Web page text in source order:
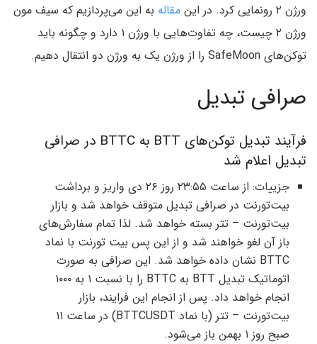
ورژن ۲ رونمایی کرد. در این
مقاله به این می‌پردازیم که سیف مون
ورژن ۲ چیست، چه تفاوت‌هایی با ورژن ۱ دارد و چگونه باید
توکن‌های SafeMoon را از ورژن یک به ورژن دو انتقال دهیم.
صرافی تبدیل
فرآیند تبدیل توکن‌های BTT به BTTC در صرافی
تبدیل اعلام شد
جزییات: از ساعت ۲۳:۵۵ روز ۲۶ دی واریز و برداشت
بیت‌تورنت در صرافی تبدیل متوقف خواهد شد و بازار
بیت‌تورنت – تتر بسته خواهد شد. لذا تمام سفارش‌های
باز آن لغو خواهند شد و از این پس بیت تورنت با نماد
BTTC نشان داده خواهد شد. این صرافی به صورت
اتوماتیک تبدیل BTT به BTTC را با نسبت ۱ به ۱۰۰۰
انجام خواهد داد. پس از انجام این فرایند، بازار
بیت‌تورنت – تتر (با نماد BTTCUSDT) در ساعت ۱۱
صبح روز ۱ بهمن باز می‌شود.